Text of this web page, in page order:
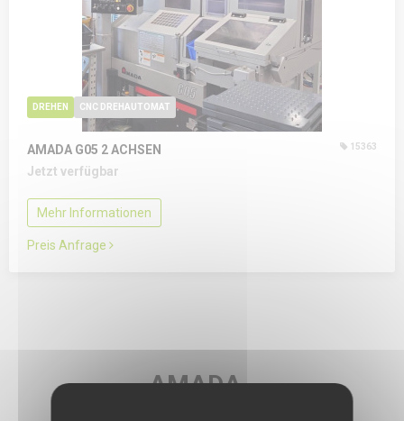
DREHEN CNC DREHAUTOMAT
AMADA G05 2 ACHSEN 15363
Jetzt verfügbar
Mehr Informationen
Preis Anfrage
AMADA